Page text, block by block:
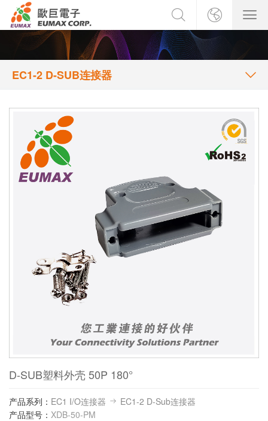
EC1-2 D-SUB连接器
D-SUB塑料外壳 50P 180°
产品系列： EC1 I/O连接器
EC1-2 D-Sub连接器
产品型号： XDB-50-PM